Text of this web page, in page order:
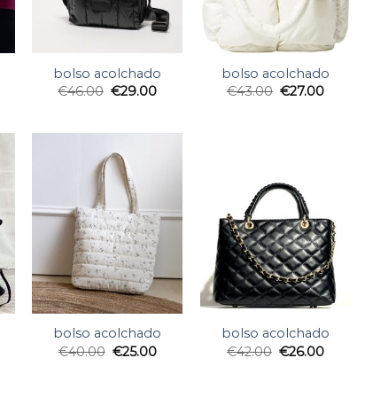
bolso acolchado
€46.00 €29.00
bolso acolchado
€43.00 €27.00
bolso acolchado
€40.00 €25.00
bolso acolchado
€42.00 €26.00